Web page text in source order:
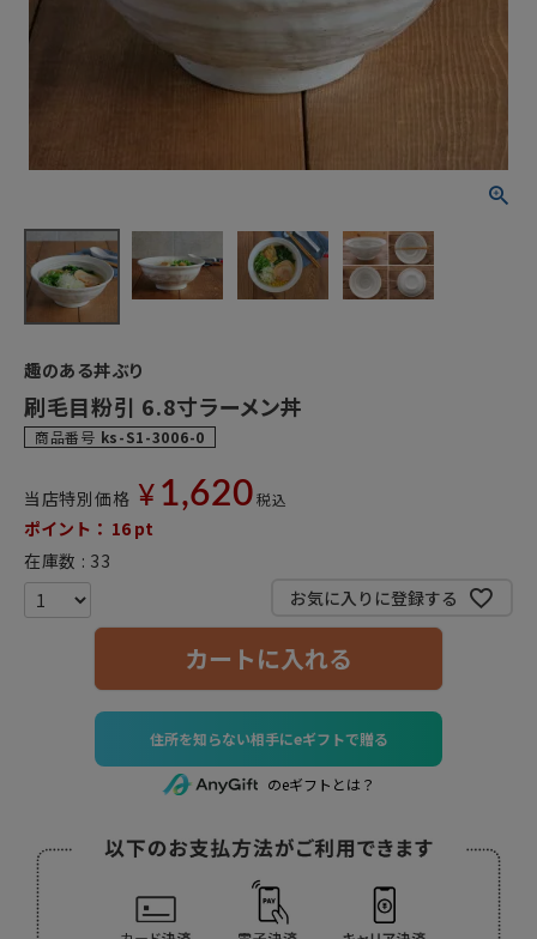
趣のある丼ぶり
刷毛目粉引 6.8寸ラーメン丼
商品番号 ks-S1-3006-0
当店特別価格 ¥ 1,620 税込
ポイント： 16 pt
在庫数
33
お気に入りに登録する
カートに入れる
住所を知らない相手にeギフトで贈る
のeギフトとは？